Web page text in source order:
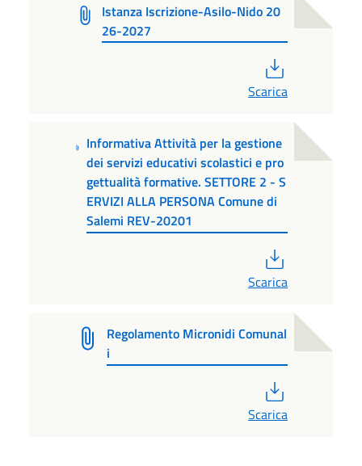
Istanza Iscrizione-Asilo-Nido 20
26-2027
Scarica
Informativa Attività per la gestione
dei servizi educativi scolastici e pro
gettualità formative. SETTORE 2 - S
ERVIZI ALLA PERSONA Comune di
Salemi REV-20201
Scarica
Regolamento Micronidi Comunal
i
Scarica